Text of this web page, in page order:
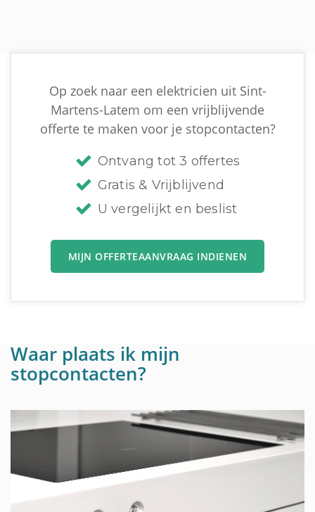
Op zoek naar een elektricien uit Sint-
Martens-Latem om een vrijblijvende
offerte te maken voor je stopcontacten?
Ontvang tot 3 offertes
Gratis & Vrijblijvend
U vergelijkt en beslist
MIJN OFFERTEAANVRAAG INDIENEN
Waar plaats ik mijn
stopcontacten?